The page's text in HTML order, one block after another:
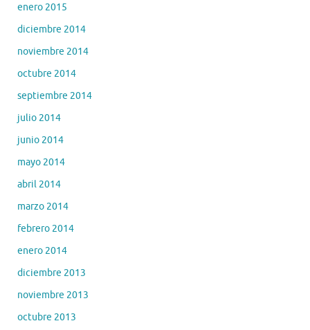
enero 2015
diciembre 2014
noviembre 2014
octubre 2014
septiembre 2014
julio 2014
junio 2014
mayo 2014
abril 2014
marzo 2014
febrero 2014
enero 2014
diciembre 2013
noviembre 2013
octubre 2013